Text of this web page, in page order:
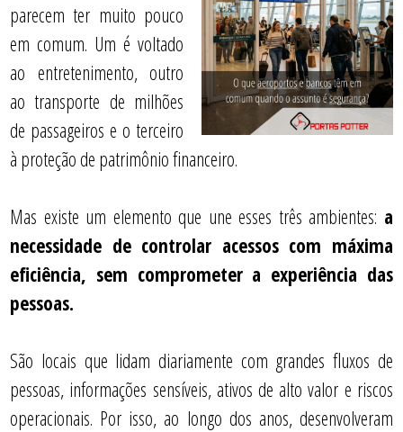
parecem ter muito pouco
em comum. Um é voltado
ao entretenimento, outro
ao transporte de milhões
de passageiros e o terceiro
à proteção de patrimônio financeiro.
Mas existe um elemento que une esses três ambientes: a
necessidade de controlar acessos com máxima
eficiência, sem comprometer a experiência das
pessoas.
São locais que lidam diariamente com grandes fluxos de
pessoas, informações sensíveis, ativos de alto valor e riscos
operacionais. Por isso, ao longo dos anos, desenvolveram